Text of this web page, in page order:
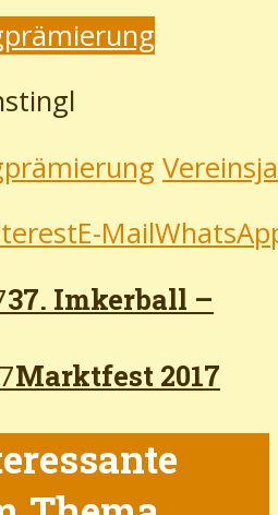
E-Mail
37. Imkerball –
Marktfest 2017